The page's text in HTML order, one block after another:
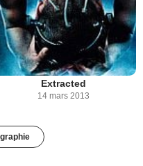
Extracted
14 mars 2013